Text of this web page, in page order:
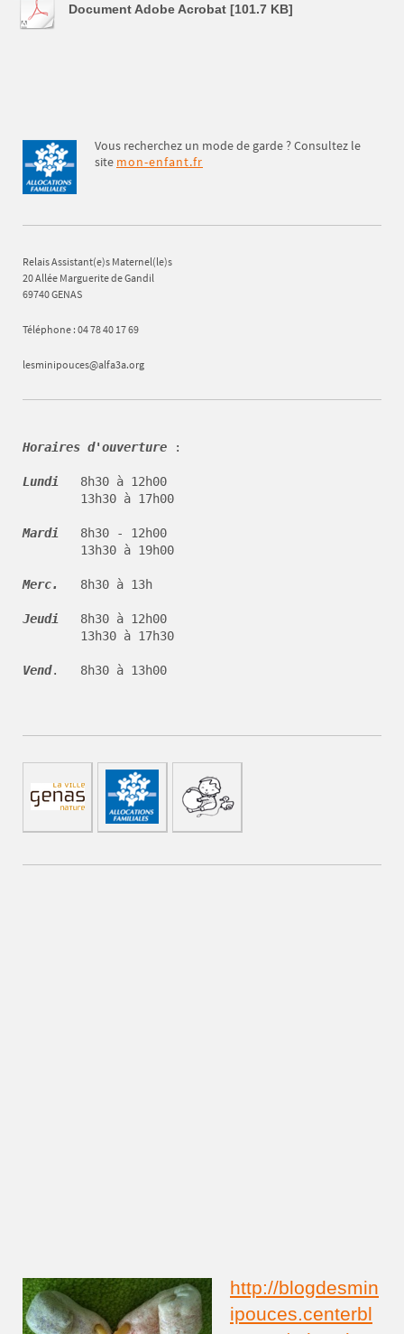
Document Adobe Acrobat [101.7 KB]
Vous recherchez un mode de garde ? Consultez le
site mon-enfant.fr
Relais Assistant(e)s Maternel(le)s
20 Allée Marguerite de Gandil
69740 GENAS
Téléphone : 04 78 40 17 69
lesminipouces@alfa3a.org
Horaires d'ouverture :
Lundi 8h30 à 12h00
Mardi 8h30 - 12h00
Merc. 8h30 à 13h
Jeudi 8h30 à 12h00
Vend.   8h30 à 13h00
http://blogdesmin
ipouces.centerbl